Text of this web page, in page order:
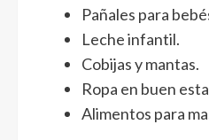
Pañales para
Leche infantil.
Cobijas y mantas.
Ropa en buen
Alimentos para